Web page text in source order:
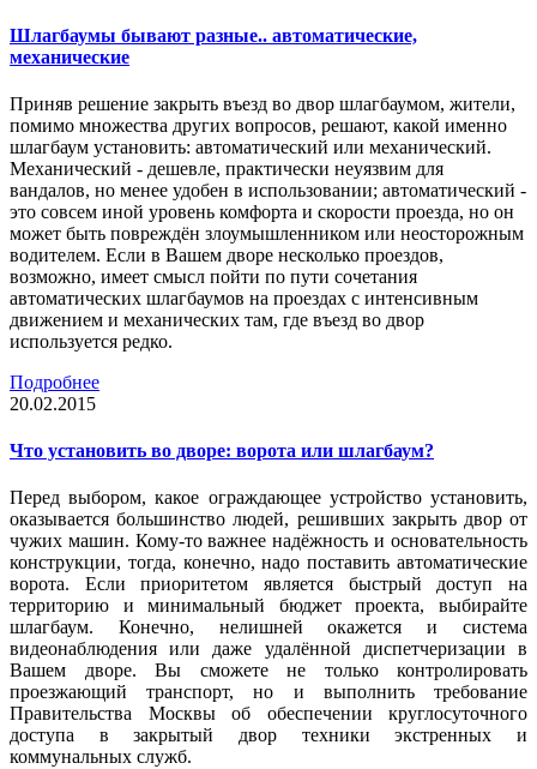
Шлагбаумы бывают разные.. автоматические,
механические
Приняв решение закрыть въезд во двор шлагбаумом, жители,
помимо множества других вопросов, решают, какой именно
шлагбаум установить: автоматический или механический.
Механический - дешевле, практически неуязвим для
вандалов, но менее удобен в использовании; автоматический -
это совсем иной уровень комфорта и скорости проезда, но он
может быть повреждён злоумышленником или неосторожным
водителем. Если в Вашем дворе несколько проездов,
возможно, имеет смысл пойти по пути сочетания
автоматических шлагбаумов на проездах с интенсивным
движением и механических там, где въезд во двор
используется редко.
Подробнее
20.02.2015
Что установить во дворе: ворота или шлагбаум?
Перед выбором, какое ограждающее устройство установить,
оказывается большинство людей, решивших закрыть двор от
чужих машин. Кому-то важнее надёжность и основательность
конструкции, тогда, конечно, надо поставить автоматические
ворота. Если приоритетом является быстрый доступ на
территорию и минимальный бюджет проекта, выбирайте
шлагбаум. Конечно, нелишней окажется и система
видеонаблюдения или даже удалённой диспетчеризации в
Вашем дворе. Вы сможете не только контролировать
проезжающий транспорт, но и выполнить требование
Правительства Москвы об обеспечении круглосуточного
доступа в закрытый двор техники экстренных и
коммунальных служб.